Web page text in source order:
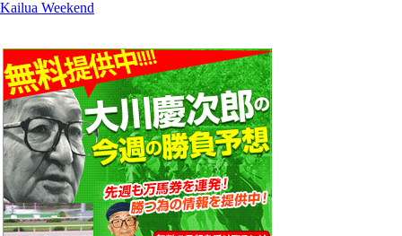
Kailua Weekend